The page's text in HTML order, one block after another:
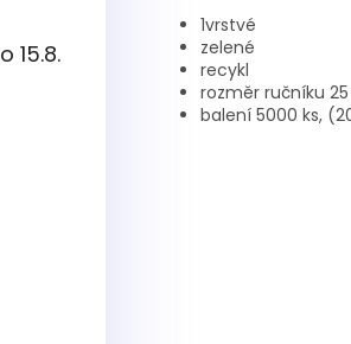
15.8.
1vrstvé
zelené
recykl
rozměr ručníku
balení 5000 ks,